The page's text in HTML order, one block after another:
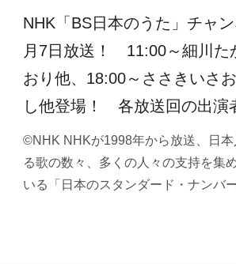
NHK「BS日本のうた」チャ
月7日放送！ 11:00～細川た
おり他、18:00～ささきいさ
し他登場！ 各放送回の出演
©NHK NHKが1998年から放送、日
る歌の数々、多くの人々の支持を集
いる「日本のスタンダード・ナンバ